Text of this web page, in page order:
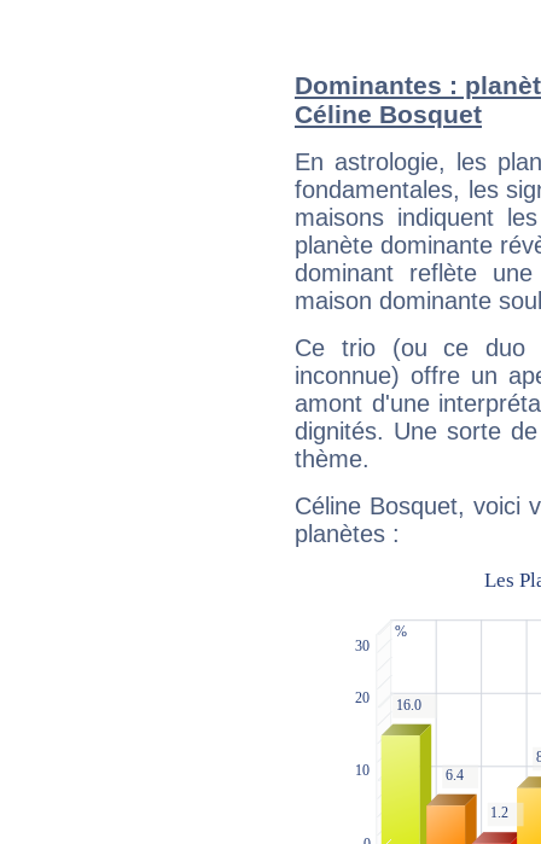
Dominantes :
Céline Bosquet
En astrologie, les
fondamentales, les
maisons indiquent
planète dominante
dominant reflète
maison dominante
Ce trio (ou ce duo
inconnue) offre un
amont d'une
dignités. Une sorte
thème.
Céline Bosquet, voici
planètes :